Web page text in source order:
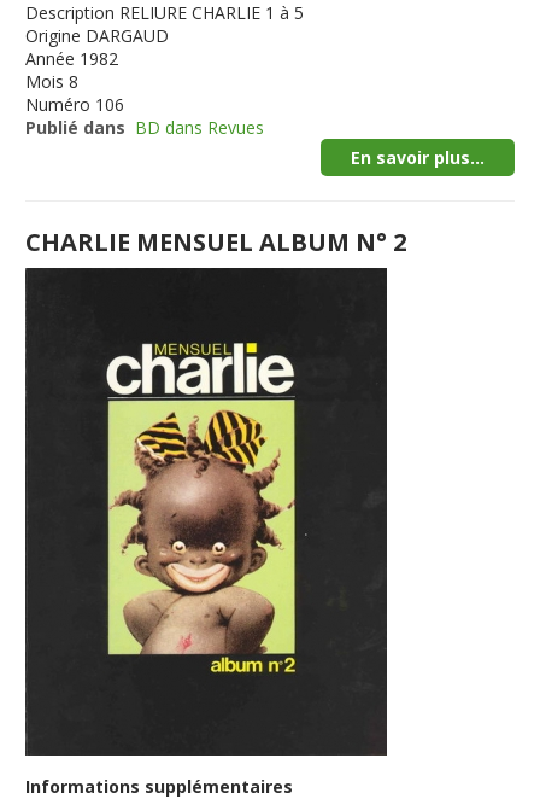
Description RELIURE CHARLIE 1 à 5
Origine DARGAUD
Année 1982
Mois 8
Numéro 106
Publié dans BD dans Revues
En savoir plus...
CHARLIE MENSUEL ALBUM N° 2
Informations supplémentaires